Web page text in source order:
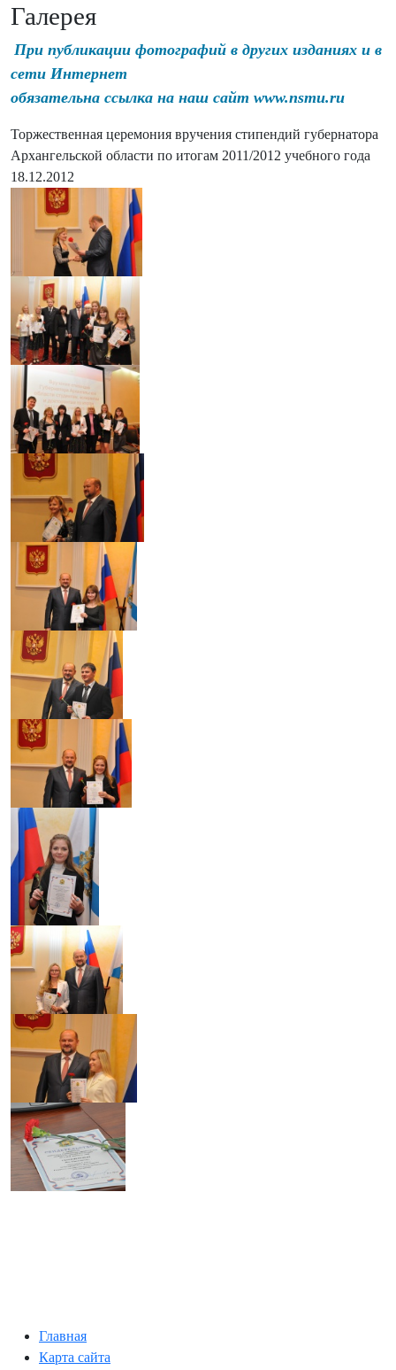
Галерея
При публикации фотографий в других изданиях и в
сети Интернет
обязательна ссылка на наш сайт www.nsmu.ru
Торжественная церемония вручения стипендий губернатора
Архангельской области по итогам 2011/2012 учебного года
18.12.2012
Главная
Карта сайта